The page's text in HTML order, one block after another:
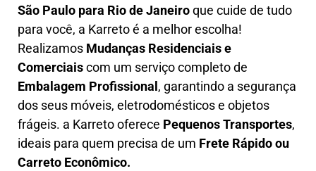
São Paulo para Rio de Janeiroque cuide de tudo
para você, a Karretoé a melhor escolha!
Realizamos Mudanças Residenciais e
Comerciaiscom um serviço completo de
Embalagem Profissional , garantindo a segurança
dos seus móveis, eletrodomésticos e objetos
frágeis. a Karretooferece Pequenos Transportes,
ideais para quem precisa de um Frete Rápido ou
Carreto Econômico.